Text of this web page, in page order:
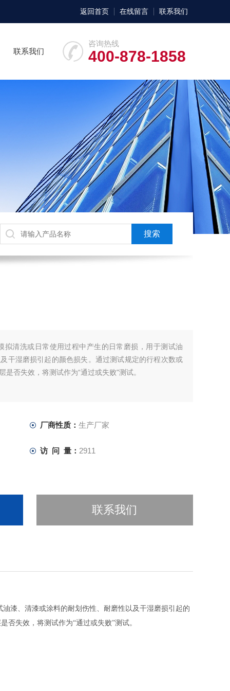
返回首页 在线留言 联系我们
咨询热线
400-878-1858
联系我们
拟清洗或日常使用过程中产生的日常磨损，用于测试油
干湿磨损引起的颜色损失。通过测试规定的行程次数或
否失效，将测试作为“通过或失败"测试。
厂商性质： 生产厂家
访 问 量： 2911
联系我们
漆、清漆或涂料的耐划伤性、耐磨性以及干湿磨损引起的
否失效，将测试作为“通过或失败”测试。